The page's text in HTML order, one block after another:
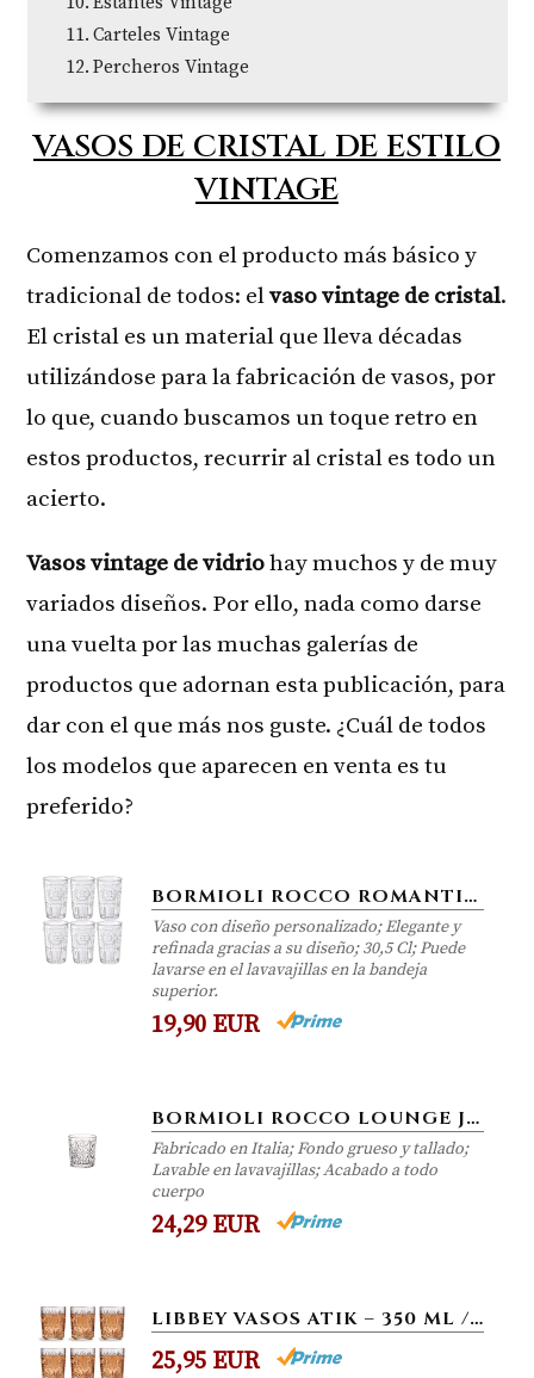
Carteles Vintage
Percheros Vintage
VASOS DE CRISTAL DE ESTILO
VINTAGE
Comenzamos con el producto más básico y
tradicional de todos: elvaso vintage de cristal.
El cristal es un material que lleva décadas
utilizándose para la fabricación de vasos, por
lo que, cuando buscamos un toque retro en
estos productos, recurrir al cristal es todo un
acierto.
Vasos vintage de vidriohay muchos y de muy
variados diseños. Por ello, nada como darse
una vuelta por las muchas galerías de
productos que adornan esta publicación, para
dar con el que más nos guste. ¿Cuál de todos
los modelos que aparecen en venta es tu
preferido?
BORMIOLI ROCCO ROMANTIC JUEGO DE 6 VASOS 30,5 CL, CRISTAL TRANSPARENTE, 8 X 8 X 12,5 CM
Vaso con diseño personalizado; Elegante y
refinada gracias a su diseño; 30,5 Cl; Puede
lavarse en el lavavajillas en la bandeja
superior.
19,90 EUR
BORMIOLI ROCCO LOUNGE JUEGO 6 VASOS, 37 CL, 6
Fabricado en Italia; Fondo grueso y tallado;
Lavable en lavavajillas; Acabado a todo
cuerpo
24,29 EUR
LIBBEY VASOS ATIK – 350 ML / 35 CL - 6 UNIDADES - DISEÑO VINTAGE - APTO PARA LAVAVAJILLAS
25,95 EUR